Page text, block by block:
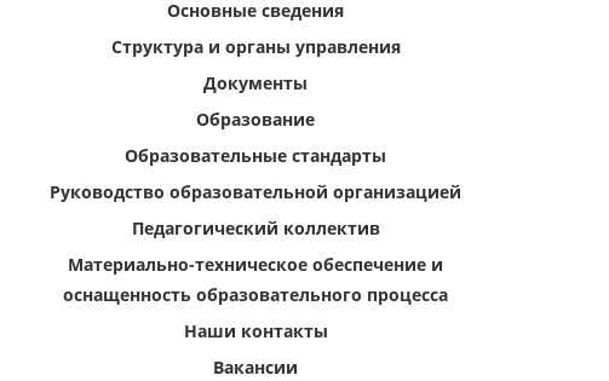
Основные сведения
Структура и органы управления
Документы
Образование
Образовательные стандарты
Руководство образовательной организацией
Педагогический коллектив
Материально-техническое обеспечение и
оснащенность образовательного процесса
Наши контакты
Вакансии